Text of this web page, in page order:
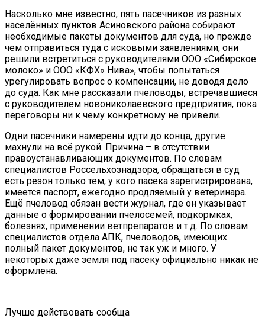
Насколько мне известно, пять пасечников из разных
населённых пунктов Асиновского района собирают
необходимые пакеты документов для суда, но прежде
чем отправиться туда с исковыми заявлениями, они
решили встретиться с руководителями ООО «Сибирское
молоко» и ООО «КФХ» Нива», чтобы попытаться
урегулировать вопрос о компенсации, не доводя дело
до суда. Как мне рассказали пчеловоды, встречавшиеся
с руководителем новониколаевского предприятия, пока
переговоры ни к чему конкретному не привели.
Одни пасечники намерены идти до конца, другие
махнули на всё рукой. Причина – в отсутствии
правоустанавливающих документов. По словам
специалистов Россельхознадзора, обращаться в суд
есть резон только тем, у кого пасека зарегистрирована,
имеется паспорт, ежегодно продляемый у ветеринара.
Ещё пчеловод обязан вести журнал, где он указывает
данные о формировании пчелосемей, подкормках,
болезнях, применении ветпрепаратов и т.д. По словам
специалистов отдела АПК, пчеловодов, имеющих
полный пакет документов, не так уж и много. У
некоторых даже земля под пасеку официально никак не
оформлена.
Лучше действовать сообща